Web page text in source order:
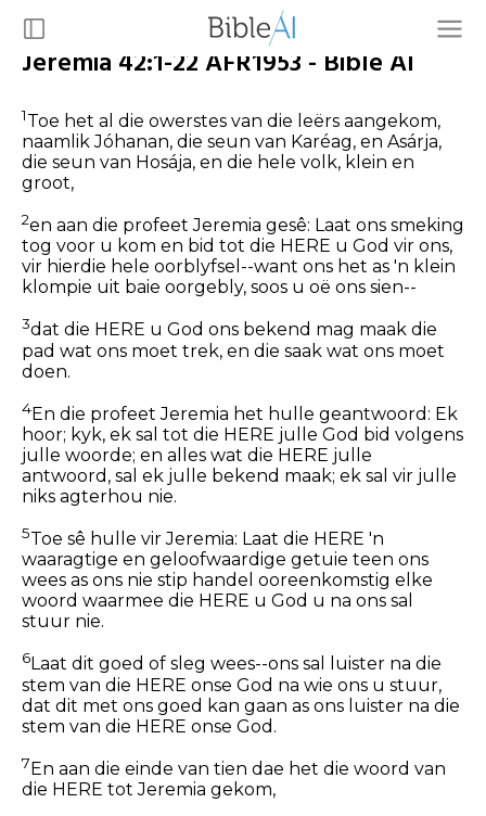
Jeremia 42:1-22 AFR1953 - Bible AI
1Toe het al die owerstes van die leërs aangekom,
naamlik Jóhanan, die seun van Karéag, en Asárja,
die seun van Hosája, en die hele volk, klein en
groot,
2en aan die profeet Jeremia gesê: Laat ons smeking
tog voor u kom en bid tot die HERE u God vir ons,
vir hierdie hele oorblyfsel--want ons het as 'n klein
klompie uit baie oorgebly, soos u oë ons sien--
3dat die HERE u God ons bekend mag maak die
pad wat ons moet trek, en die saak wat ons moet
doen.
4En die profeet Jeremia het hulle geantwoord: Ek
hoor; kyk, ek sal tot die HERE julle God bid volgens
julle woorde; en alles wat die HERE julle
antwoord, sal ek julle bekend maak; ek sal vir julle
niks agterhou nie.
5Toe sê hulle vir Jeremia: Laat die HERE 'n
waaragtige en geloofwaardige getuie teen ons
wees as ons nie stip handel ooreenkomstig elke
woord waarmee die HERE u God u na ons sal
stuur nie.
6Laat dit goed of sleg wees--ons sal luister na die
stem van die HERE onse God na wie ons u stuur,
dat dit met ons goed kan gaan as ons luister na die
stem van die HERE onse God.
7En aan die einde van tien dae het die woord van
die HERE tot Jeremia gekom,